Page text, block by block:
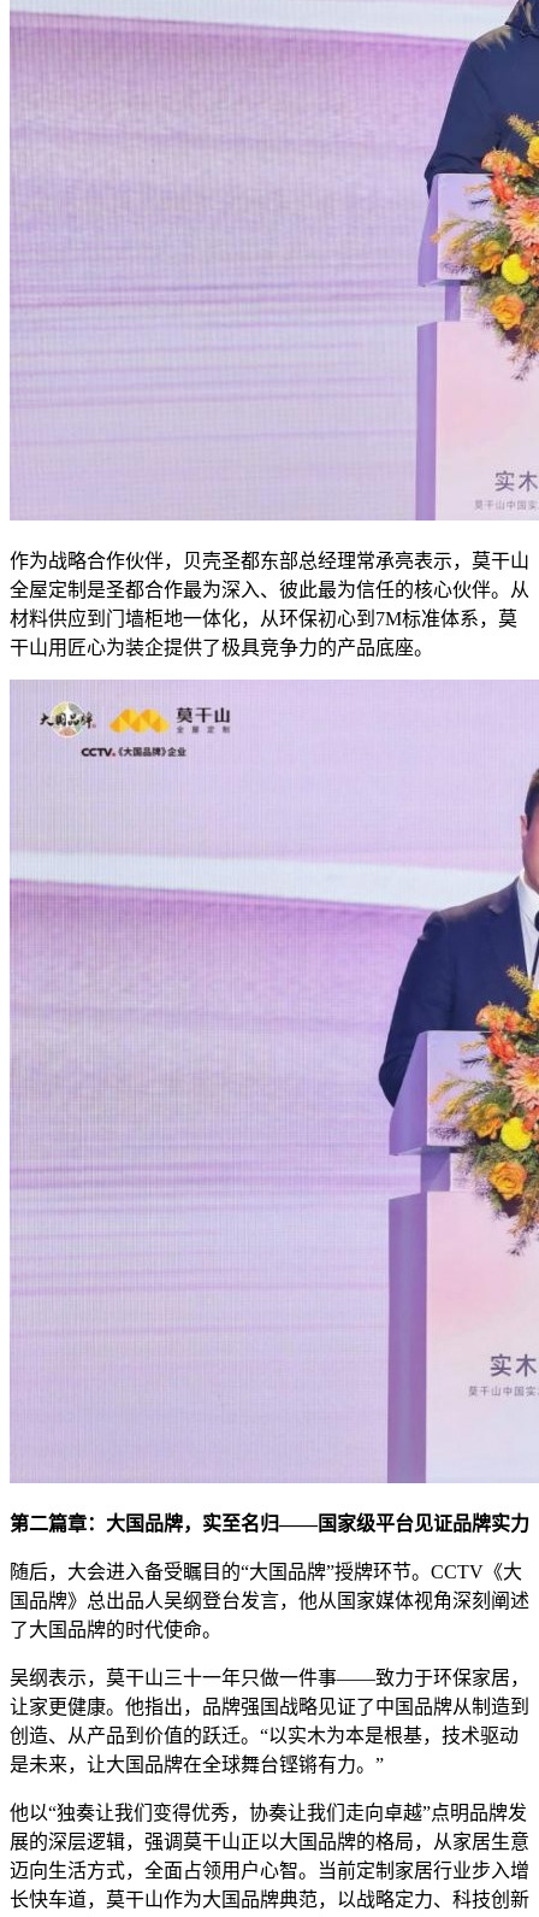
作为战略合作伙伴，贝壳圣都东部总经理常承亮表示，莫干山
全屋定制是圣都合作最为深入、彼此最为信任的核心伙伴。从
材料供应到门墙柜地一体化，从环保初心到7M标准体系，莫
干山用匠心为装企提供了极具竞争力的产品底座。
第二篇章：大国品牌，实至名归——国家级平台见证品牌实力
随后，大会进入备受瞩目的“大国品牌”授牌环节。CCTV《大
国品牌》总出品人吴纲登台发言，他从国家媒体视角深刻阐述
了大国品牌的时代使命。
吴纲表示，莫干山三十一年只做一件事——致力于环保家居，
让家更健康。他指出，品牌强国战略见证了中国品牌从制造到
创造、从产品到价值的跃迁。“以实木为本是根基，技术驱动
是未来，让大国品牌在全球舞台铿锵有力。”
他以“独奏让我们变得优秀，协奏让我们走向卓越”点明品牌发
展的深层逻辑，强调莫干山正以大国品牌的格局，从家居生意
迈向生活方式，全面占领用户心智。当前定制家居行业步入增
长快车道，莫干山作为大国品牌典范，以战略定力、科技创新